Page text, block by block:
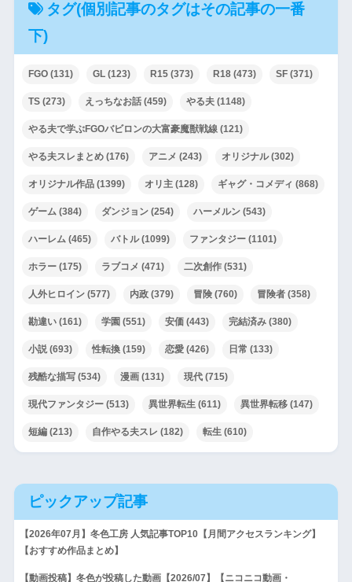
タグ(個別記事のタグはその記事の一番
下)
FGO(131) GL(123) R15(373) R18(473) SF(371)
TS(273) えっちなお話(459) やる夫(1148)
やる夫で学ぶFGOバビロンの大富豪魔獣戦線(121)
やる夫スレまとめ(176) アニメ (243) オリジナル(302)
オリジナル作品(1399) オリ主(128) ギャグ・コメディ (868)
ゲーム(384) ダンジョン(254) ハーメルン(543)
ハーレム(465) バトル(1099) ファンタジー(1101)
ホラー(175) ラブコメ (471) 二次創作(531)
人外ヒロイン(577) 内政(379) 冒険(760) 冒険者(358)
勘違い(161) 学園 (551) 安価(443) 完結済み(380)
小説(693) 性転換(159) 恋愛(426) 日常 (133)
残酷な描写(534) 漫画(131) 現代(715)
現代ファンタジー(513) 異世界転生(611) 異世界転移(147)
短編(213) 自作やる夫スレ (182) 転生(610)
ピックアップ記事
【2026年07月】冬色工房 人気記事TOP10【月間アクセスランキング】
【おすすめ作品まとめ】
【動画投稿】冬色が投稿した動画【2026/07】【ニコニコ動画・